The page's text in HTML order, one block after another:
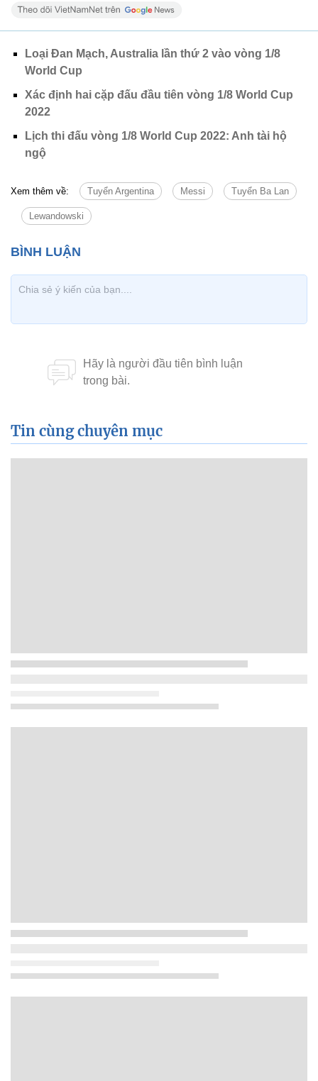
Loại Đan Mạch, Australia lần thứ 2 vào vòng 1/8
World Cup
Xác định hai cặp đấu đầu tiên vòng 1/8 World Cup
2022
Lịch thi đấu vòng 1/8 World Cup 2022: Anh tài hộ
ngộ
Xem thêm về: Tuyển Argentina Messi Tuyển Ba Lan
Lewandowski
Tin cùng chuyên mục